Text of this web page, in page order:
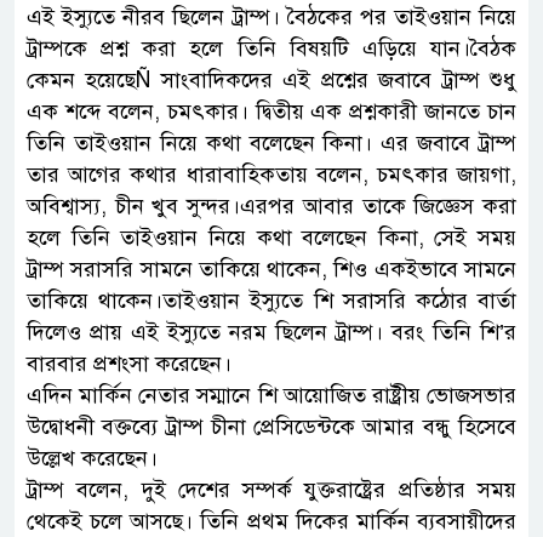
এই ইস্যুতে নীরব ছিলেন ট্রাম্প। বৈঠকের পর তাইওয়ান নিয়ে
ট্রাম্পকে প্রশ্ন করা হলে তিনি বিষয়টি এড়িয়ে যান।বৈঠক
কেমন হয়েছেÑ সাংবাদিকদের এই প্রশ্নের জবাবে ট্রাম্প শুধু
এক শব্দে বলেন, চমৎকার। দ্বিতীয় এক প্রশ্নকারী জানতে চান
তিনি তাইওয়ান নিয়ে কথা বলেছেন কিনা। এর জবাবে ট্রাম্প
তার আগের কথার ধারাবাহিকতায় বলেন, চমৎকার জায়গা,
অবিশ্বাস্য, চীন খুব সুন্দর।এরপর আবার তাকে জিজ্ঞেস করা
হলে তিনি তাইওয়ান নিয়ে কথা বলেছেন কিনা, সেই সময়
ট্রাম্প সরাসরি সামনে তাকিয়ে থাকেন, শিও একইভাবে সামনে
তাকিয়ে থাকেন।তাইওয়ান ইস্যুতে শি সরাসরি কঠোর বার্তা
দিলেও প্রায় এই ইস্যুতে নরম ছিলেন ট্রাম্প। বরং তিনি শি’র
বারবার প্রশংসা করেছেন।
এদিন মার্কিন নেতার সম্মানে শি আয়োজিত রাষ্ট্রীয় ভোজসভার
উদ্বোধনী বক্তব্যে ট্রাম্প চীনা প্রেসিডেন্টকে আমার বন্ধু হিসেবে
উল্লেখ করেছেন।
ট্রাম্প বলেন, দুই দেশের সম্পর্ক যুক্তরাষ্ট্রের প্রতিষ্ঠার সময়
থেকেই চলে আসছে। তিনি প্রথম দিকের মার্কিন ব্যবসায়ীদের